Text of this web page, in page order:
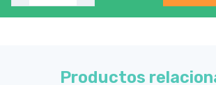
Productos